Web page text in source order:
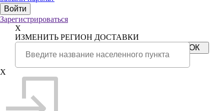
Зарегистрироваться
X
ИЗМЕНИТЬ РЕГИОН ДОСТАВКИ
X